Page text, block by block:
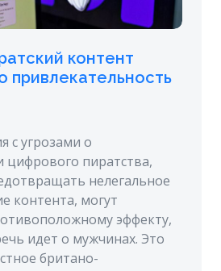
контент
привлекательность
с угрозами о
цифрового пиратства,
нелегальное
контента, могут
эффекту,
идет о мужчинах. Это
британо-